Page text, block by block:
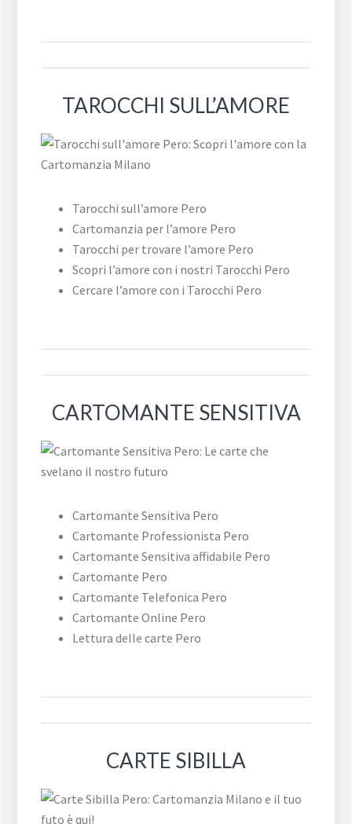
TAROCCHI SULL’AMORE
Tarocchi sull’amore Pero
Cartomanzia per l’amore Pero
Tarocchi per trovare l’amore Pero
Scopri l’amore con i nostri Tarocchi Pero
Cercare l’amore con i Tarocchi Pero
CARTOMANTE SENSITIVA
Cartomante Sensitiva Pero
Cartomante Professionista Pero
Cartomante Sensitiva affidabile Pero
Cartomante Pero
Cartomante Telefonica Pero
Cartomante Online Pero
Lettura delle carte Pero
CARTE SIBILLA